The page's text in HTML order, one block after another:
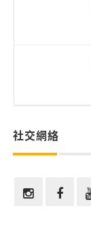
社交網絡